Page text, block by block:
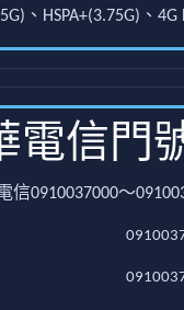
、HSPA+(3.75G)、4G
電信門
信0910037000～